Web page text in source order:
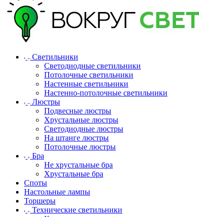
Светильники
Светодиодные светильники
Потолочные светильники
Настенные светильники
Настенно-потолочные светильники
Люстры
Подвесные люстры
Хрустальные люстры
Светодиодные люстры
На штанге люстры
Потолочные люстры
Бра
Не хрустальные бра
Хрустальные бра
Споты
Настольные лампы
Торшеры
Технические светильники